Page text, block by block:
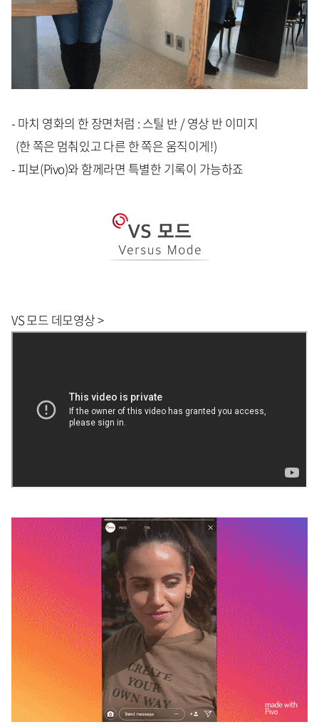
- 마치 영화의 한 장면처럼 : 스틸 반 / 영상 반 이미지
(한 쪽은 멈춰있고 다른 한 쪽은 움직이게!)
- 피보(Pivo)와 함께라면 특별한 기록이 가능하죠
VS 모드 데모영상 >